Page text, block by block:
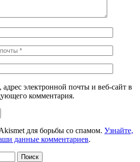
электронной почты и веб-сайт в
комментария.
для борьбы со спамом. Узнайте,
данные комментариев.